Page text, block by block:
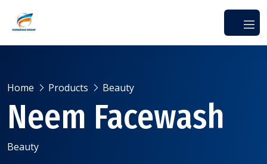
Home Products Beauty
Neem Facewash
Beauty